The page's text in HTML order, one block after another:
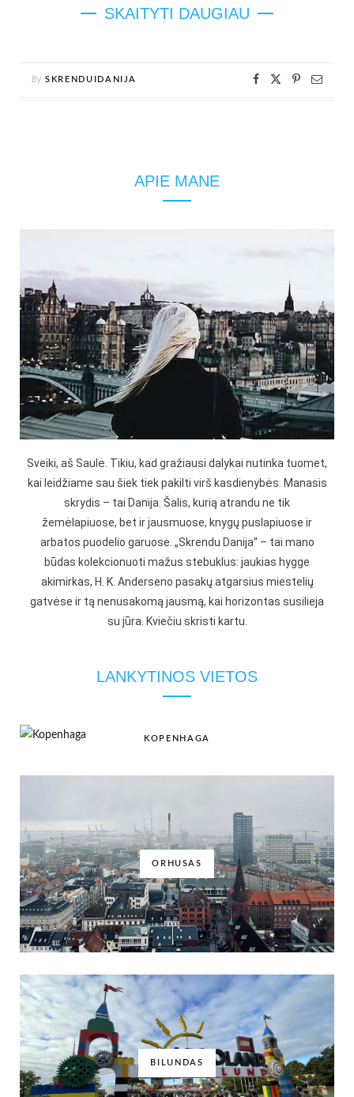
SKAITYTI DAUGIAU
By SKRENDUIDANIJA
APIE MANE
Sveiki, aš Saulė. Tikiu, kad gražiausi dalykai nutinka tuomet,
kai leidžiame sau šiek tiek pakilti virš kasdienybės. Manasis
skrydis – tai Danija. Šalis, kurią atrandu ne tik
žemėlapiuose, bet ir jausmuose, knygų puslapiuose ir
arbatos puodelio garuose. „Skrendu Danija“ – tai mano
būdas kolekcionuoti mažus stebuklus: jaukias hygge
akimirkas, H. K. Anderseno pasakų atgarsius miestelių
gatvėse ir tą nenusakomą jausmą, kai horizontas susilieja
su jūra. Kviečiu skristi kartu.
LANKYTINOS VIETOS
KOPENHAGA
ORHUSAS
BILUNDAS